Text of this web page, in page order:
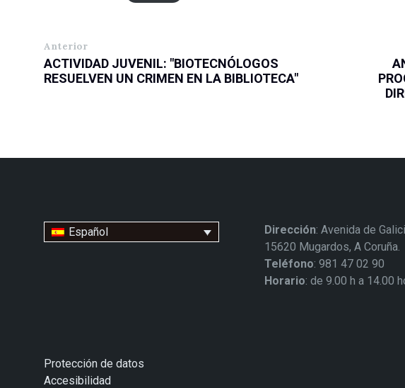
Anterior
ACTIVIDAD JUVENIL: "BIOTECNÓLOGOS
RESUELVEN UN CRIMEN EN LA BIBLIOTECA"
Español Dirección: Avenida de
15620 Mugardos, A Coruña.
Teléfono: 981 47 02 90
Horario: de 9.00 h a 14.00
Protección de datos
Accesibilidad